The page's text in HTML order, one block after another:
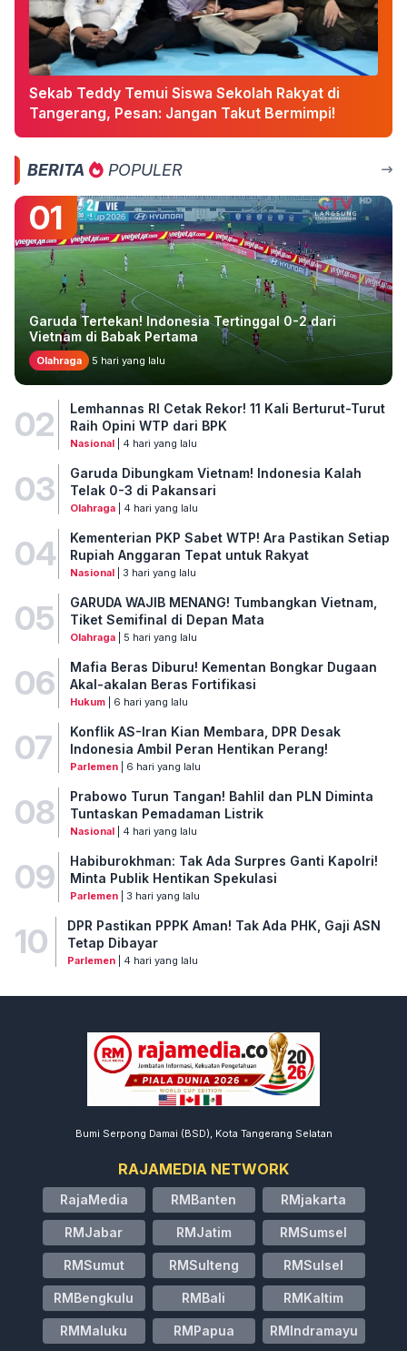
Sekab Teddy Temui Siswa Sekolah Rakyat di
Tangerang, Pesan: Jangan Takut Bermimpi!
BERITA POPULER
01
Garuda Tertekan! Indonesia Tertinggal 0-2 dari
Vietnam di Babak Pertama
Olahraga 5 hari yang lalu
02
Lemhannas RI Cetak Rekor! 11 Kali Berturut-Turut
Raih Opini WTP dari BPK
Nasional| 4 hari yang lalu
03
Garuda Dibungkam Vietnam! Indonesia Kalah
Telak 0-3 di Pakansari
Olahraga| 4 hari yang lalu
04
Kementerian PKP Sabet WTP! Ara Pastikan Setiap
Rupiah Anggaran Tepat untuk Rakyat
Nasional| 3 hari yang lalu
05
GARUDA WAJIB MENANG! Tumbangkan Vietnam,
Tiket Semifinal di Depan Mata
Olahraga| 5 hari yang lalu
06
Mafia Beras Diburu! Kementan Bongkar Dugaan
Akal-akalan Beras Fortifikasi
Hukum| 6 hari yang lalu
07
Konflik AS-Iran Kian Membara, DPR Desak
Indonesia Ambil Peran Hentikan Perang!
Parlemen| 6 hari yang lalu
08
Prabowo Turun Tangan! Bahlil dan PLN Diminta
Tuntaskan Pemadaman Listrik
Nasional| 4 hari yang lalu
09
Habiburokhman: Tak Ada Surpres Ganti Kapolri!
Minta Publik Hentikan Spekulasi
Parlemen| 3 hari yang lalu
10
DPR Pastikan PPPK Aman! Tak Ada PHK, Gaji ASN
Tetap Dibayar
Parlemen| 4 hari yang lalu
Bumi Serpong Damai (BSD), Kota Tangerang Selatan
RAJAMEDIA NETWORK
RajaMedia RMBanten RMjakarta
RMJabar RMJatim RMSumsel
RMSumut RMSulteng RMSulsel
RMBengkulu RMBali RMKaltim
RMMaluku RMPapua RMIndramayu